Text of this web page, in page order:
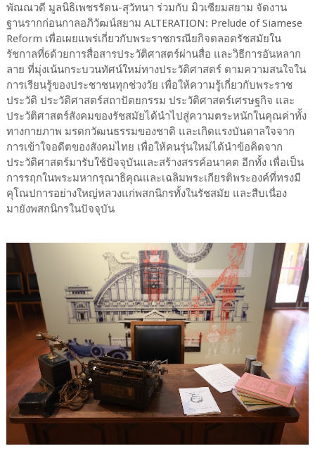
พัณณวดี มูลนิธิเพชรรัตน-สุวัทนา ร่วมกับ มิวเซียมสยาม จัดงาน
ฐานรากก่อนกาลอภิวัฒน์สยาม ALTERATION: Prelude of Siamese
Reform เพื่อเผยแพร่เกี่ยวกับพระราชกรณียกิจตลอดรัชสมัยใน
รัชกาลที่6ด้วยการสื่อสารประวัติศาสตร์ผ่านสื่อ และวิธีการอันหลาก
ลาย ที่มุ่งเน้นกระบวนทัศน์ใหม่ทางประวัติศาสตร์ ตามความสนใจใน
การเรียนรู้ของประชาชนทุกช่วงวัย เพื่อให้ความรู้เกี่ยวกับพระราช
ประวัติ ประวัติศาสตร์สถาปัตยกรรม ประวัติศาสตร์เศรษฐกิจ และ
ประวัติศาสตร์สังคมของรัชสมัยได้นำไปสู่ความตระหนักในคุณค่าทั้ง
ทางกายภาพ มรดกวัฒนธรรมของชาติ และเกิดแรงบันดาลใจจาก
การเข้าใจอดีตของสังคมไทย เพื่อให้คนรุ่นใหม่ได้นำข้อคิดจาก
ประวัติศาสตร์มารับใช้ปัจจุบันและสร้างสรรค์อนาคต อีกทั้ง เพื่อเป็น
การรฤกในพระมหากรุณาธิคุณและเฉลิมพระเกียรติพระองค์ที่ทรงมี
คุโณปการอย่างใหญ่หลวงแก่พสกนิกรทั้งในรัชสมัย และสืบเนื่อง
มายังพสกนิกรในปัจจุบัน